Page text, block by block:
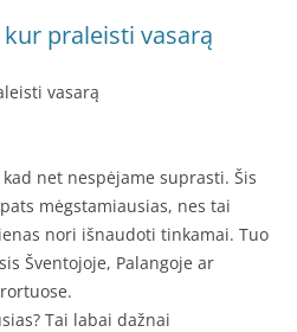
praleisti vasarą
vasarą
net nespėjame suprasti. Šis
mėgstamiausias, nes tai
nori išnaudoti tinkamai. Tuo
Šventojoje, Palangoje ar
Tai labai dažnai